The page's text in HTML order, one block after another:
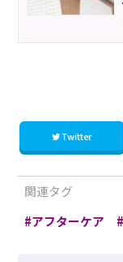
Twitter
関連タグ
アフターケア